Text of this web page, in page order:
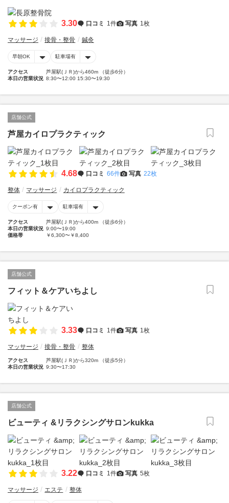
3.30 口コミ 1件 写真 1枚
マッサージ 接骨・整骨 鍼灸
早朝OK 駐車場有
アクセス
芦屋駅(ＪＲ)から460m （徒歩6分）
本日の営業状況 8:30〜12:00 15:30〜19:30
店舗公式
芦屋カイロプラクティック
4.68 口コミ 66件 写真 22枚
整体 マッサージ カイロプラクティック
クーポン有 駐車場有
アクセス
芦屋駅(ＪＲ)から400m （徒歩6分）
本日の営業状況 9:00〜19:00
価格帯
￥6,300〜￥8,400
店舗公式
フィット＆ケアいちよし
3.33 口コミ 1件 写真 1枚
マッサージ 接骨・整骨 整体
アクセス
芦屋駅(ＪＲ)から320m （徒歩5分）
本日の営業状況 9:30〜17:30
店舗公式
ビューティ &リラクシングサロンkukka
3.22 口コミ 1件 写真 5枚
マッサージ エステ 整体